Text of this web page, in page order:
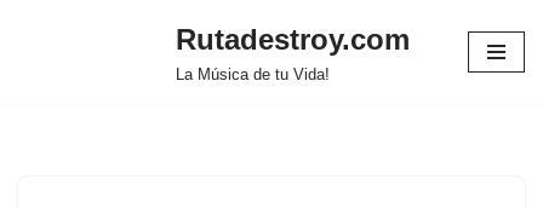
Rutadestroy.com
La Música de tu Vida!